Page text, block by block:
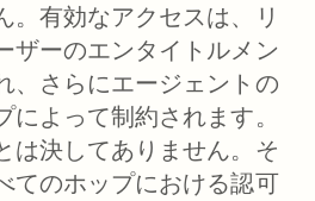
。有効なアクセスは、リ
ザーのエンタイトルメン
、さらにエージェントの
よって制約されます。
は決してありません。そ
てのホップにおける認可